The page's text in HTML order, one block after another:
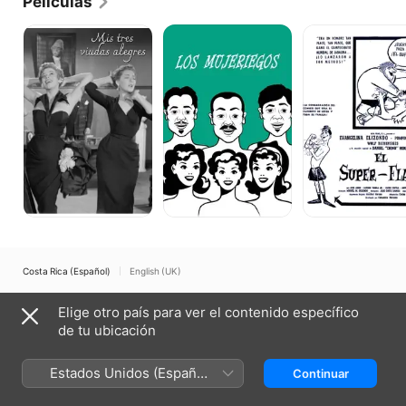
México.
Mis
Tres
Viudas
Alegres
Los
Superflaco
Costa Rica (Español) English (UK)
Términos del servicio de internet
Soporte técnico
Elige otro país para ver el contenido específico
de tu ubicación
Estados Unidos (Español
México)
Continuar